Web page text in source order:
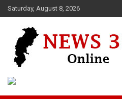
Skip
to
Saturday, August 8, 2026
News 36